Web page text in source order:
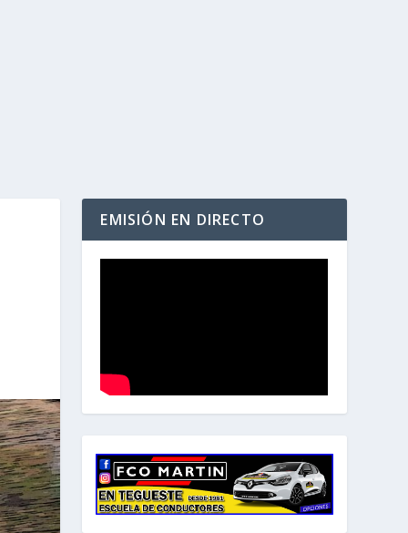
EMISIÓN EN DIRECTO